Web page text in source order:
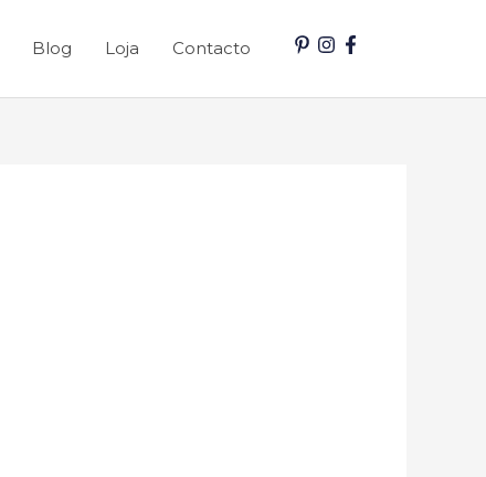
Blog Loja Contacto